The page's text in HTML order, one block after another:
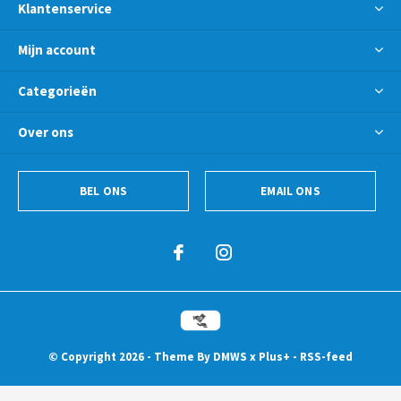
Klantenservice
Mijn account
Categorieën
Over ons
BEL ONS EMAIL ONS
© Copyright 2026 - Theme By DMWS x Plus+ - RSS-feed